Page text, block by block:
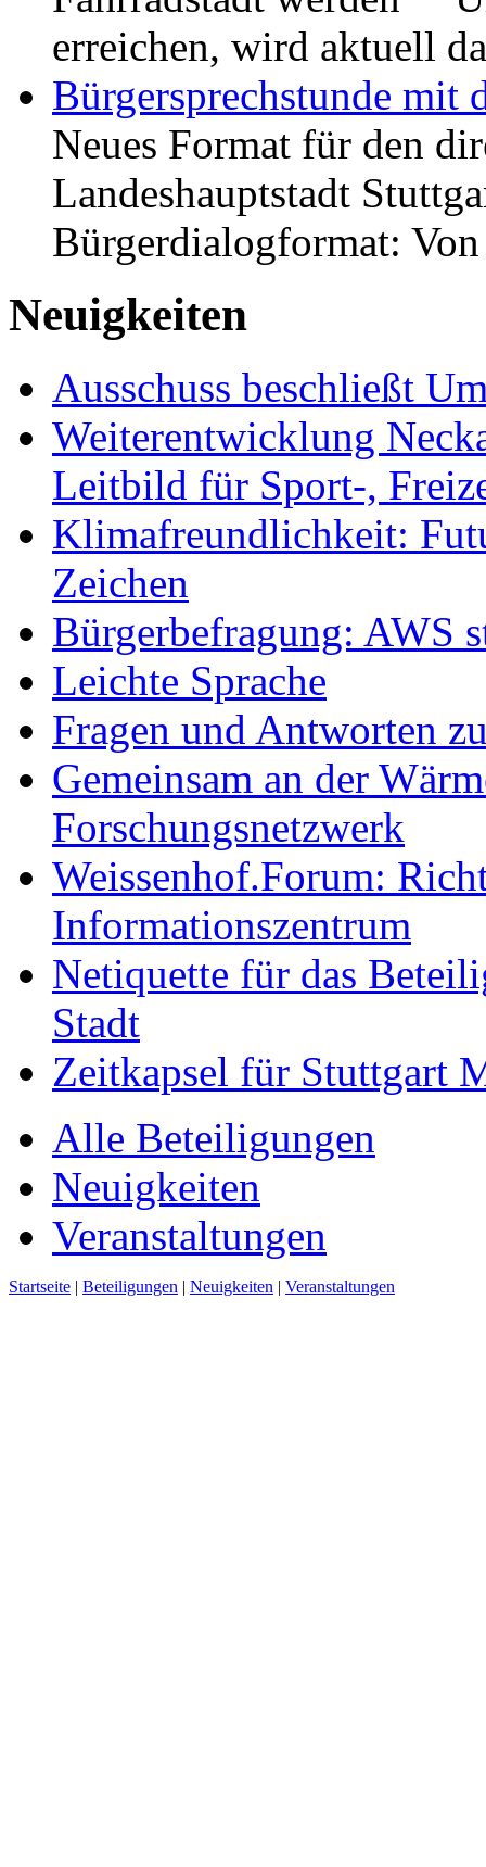
erreichen, wird aktuell
Bürgersprechstunde mit
Neues Format für den
Landeshauptstadt
Bürgerdialogformat:
Neuigkeiten
Ausschuss beschließt
Weiterentwicklung
Leitbild für Sport-,
Klimafreundlichkeit:
Zeichen
Bürgerbefragung: AWS
Leichte Sprache
Fragen und Antworten
Gemeinsam an der
Forschungsnetzwerk
Weissenhof.Forum:
Informationszentrum
Netiquette für das
Stadt
Zeitkapsel für Stuttgart
Alle Beteiligungen
Neuigkeiten
Veranstaltungen
Startseite | Beteiligungen | Neuigkeiten | Veranstaltungen